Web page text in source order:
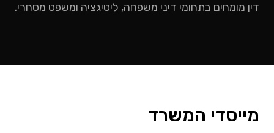
דין מומחים בתחומי דיני משפחה, ליטיגציה ומשפט מסחרי.
מייסדי המשרד